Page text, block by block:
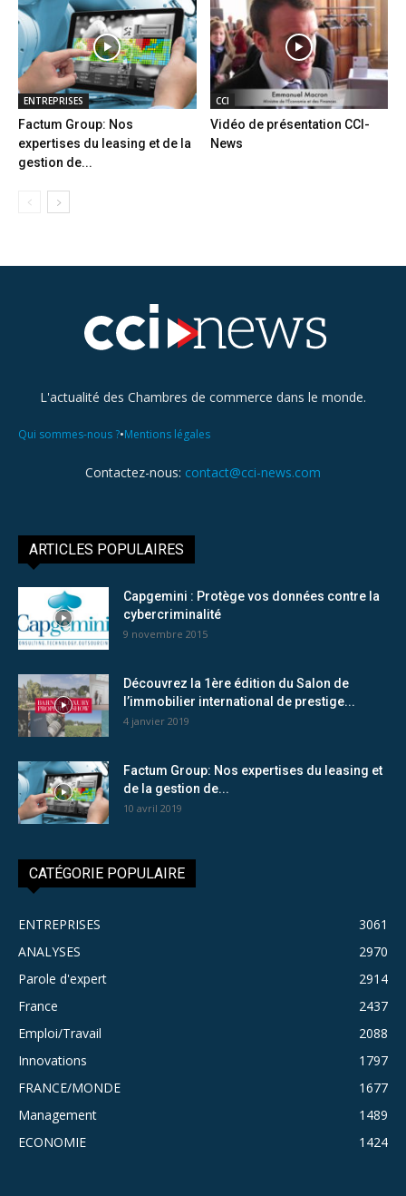
ENTREPRISES
Factum Group: Nos
expertises du leasing et de la
gestion de...
CCI
Vidéo de présentation CCI-
News
L'actualité des Chambres de commerce dans le monde.
Qui sommes-nous ?•Mentions légales
Contactez-nous: contact@cci-news.com
ARTICLES POPULAIRES
Capgemini : Protège vos données contre la
cybercriminalité
9 novembre 2015
Découvrez la 1ère édition du Salon de
l’immobilier international de prestige...
4 janvier 2019
Factum Group: Nos expertises du leasing et
de la gestion de...
10 avril 2019
CATÉGORIE POPULAIRE
ENTREPRISES
3061
ANALYSES
2970
Parole d'expert
2914
France
2437
Emploi/Travail
2088
Innovations
1797
FRANCE/MONDE
1677
Management
1489
ECONOMIE
1424